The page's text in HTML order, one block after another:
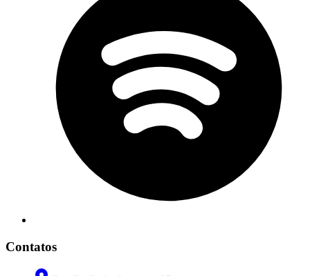
Contatos